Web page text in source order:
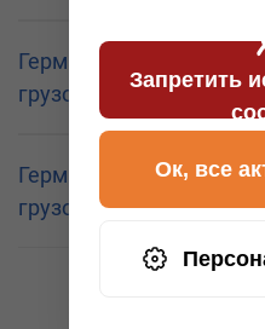
Германия, А2, 59000
грузовика DAF
Германия, А20, 18837
грузовика МAN
Запретить
Ок, все